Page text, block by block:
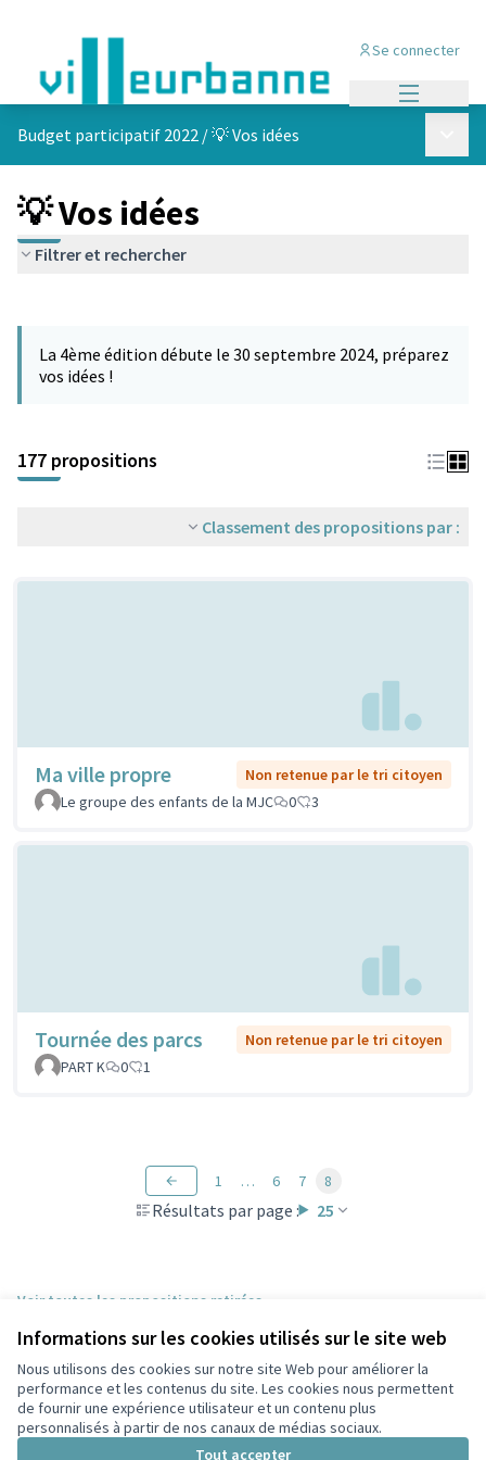
Informations sur les cookies utilisés sur le site web
Nous utilisons des cookies sur notre site Web pour améliorer la
performance et les contenus du site. Les cookies nous permettent
de fournir une expérience utilisateur et un contenu plus
personnalisés à partir de nos canaux de médias sociaux.
Tout accepter
Se connecter
Budget participatif 2022 /💡 Vos idées
💡 Vos idées
Filtrer et rechercher
−
La 4ème édition débute le 30 septembre 2024, préparez
vos idées !
177 propositions
Classement des propositions par :
Ma ville propre
Non retenue par le tri citoyen
Le groupe des enfants de la MJC
0 3
Tournée des parcs
Non retenue par le tri citoyen
PART K
0 1
Résultats par page : 25
1 … 6 7 8
Voir toutes les propositions retirées
Conditions d'utilisation
Paramètres des cookies
Participez Villeurbanne sur X
(Lien externe)
Participez Villeurbanne sur Facebook
Participez Villeurbanne sur Instagram
Participez Villeurbanne sur YouTube
(Lien externe)